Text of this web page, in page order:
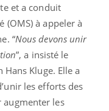
et a conduit
(OMS) à appeler à
“Nous devons unir
”, a insisté le
Kluge. Elle a
les efforts des
augmenter les